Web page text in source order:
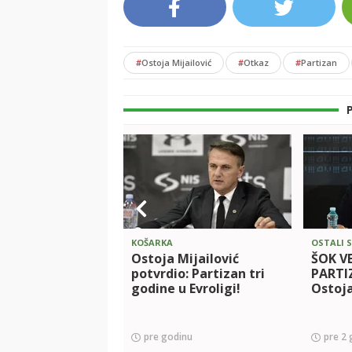
#Ostoja Mijailović #Otkaz #Partizan
KOŠARKA
Ostoja Mijailović
potvrdio: Partizan tri
godine u Evroligi!
pre godinu
OSTALI
ŠOK
pre 2